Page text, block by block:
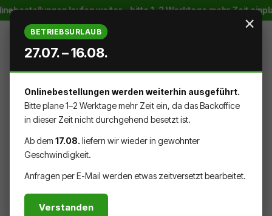
Zum Hauptinhalt springenlaufen weiter – bitte 1–2 Werktage mehr Zeit
DU HAST 0 PRODUKTE AUF
AUFKLEBER & DRUCKSACHEN
×
BETRIEBSURLAUB
27.07. – 16.08.
Onlinebestellungen werden weiterhin ausgeführt.
Bitte plane 1–2 Werktage mehr Zeit ein, da das Backoffice
in dieser Zeit nicht durchgehend besetzt ist.
Ab dem 17.08. liefern wir wieder in gewohnter
Geschwindigkeit.
Anfragen per E-Mail werden etwas zeitversetzt bearbeitet.
Verstanden